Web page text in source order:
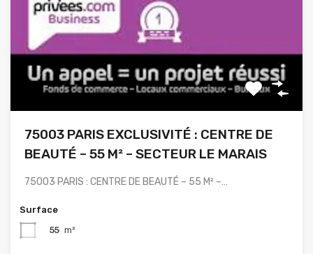
75003 PARIS EXCLUSIVITÉ : CENTRE DE
BEAUTÉ – 55 M² – SECTEUR LE MARAIS
75003 PARIS : CENTRE DE BEAUTÉ – 55 M² –…
Surface
55 m²